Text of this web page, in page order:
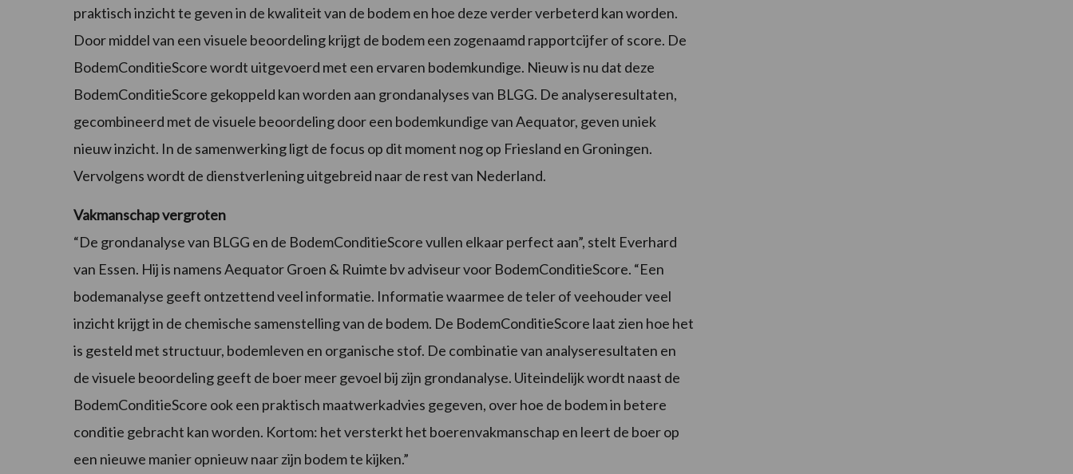
praktisch inzicht te geven in de kwaliteit van de bodem en hoe deze verder verbeterd kan worden.
Door middel van een visuele beoordeling krijgt de bodem een zogenaamd rapportcijfer of score. De
BodemConditieScore wordt uitgevoerd met een ervaren bodemkundige. Nieuw is nu dat deze
BodemConditieScore gekoppeld kan worden aan grondanalyses van BLGG. De analyseresultaten,
gecombineerd met de visuele beoordeling door een bodemkundige van Aequator, geven uniek
nieuw inzicht. In de samenwerking ligt de focus op dit moment nog op Friesland en Groningen.
Vervolgens wordt de dienstverlening uitgebreid naar de rest van Nederland.
Vakmanschap vergroten
“De grondanalyse van BLGG en de BodemConditieScore vullen elkaar perfect aan”, stelt Everhard
van Essen. Hij is namens Aequator Groen & Ruimte bv adviseur voor BodemConditieScore. “Een
bodemanalyse geeft ontzettend veel informatie. Informatie waarmee de teler of veehouder veel
inzicht krijgt in de chemische samenstelling van de bodem. De BodemConditieScore laat zien hoe het
is gesteld met structuur, bodemleven en organische stof. De combinatie van analyseresultaten en
de visuele beoordeling geeft de boer meer gevoel bij zijn grondanalyse. Uiteindelijk wordt naast de
BodemConditieScore ook een praktisch maatwerkadvies gegeven, over hoe de bodem in betere
conditie gebracht kan worden. Kortom: het versterkt het boerenvakmanschap en leert de boer op
een nieuwe manier opnieuw naar zijn bodem te kijken.”